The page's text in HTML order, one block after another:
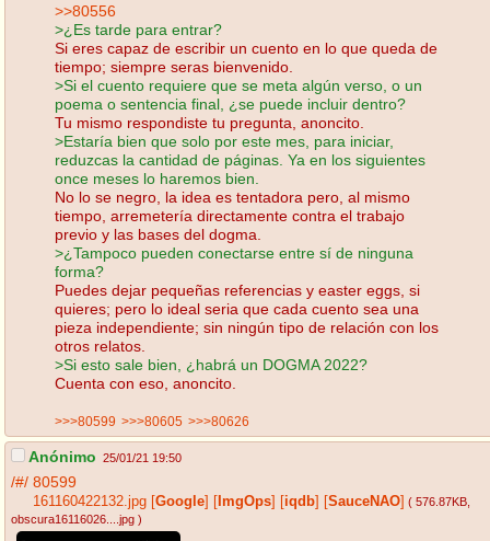
>>80556
>¿Es tarde para entrar?
Si eres capaz de escribir un cuento en lo que queda de
tiempo; siempre seras bienvenido.
>Si el cuento requiere que se meta algún verso, o un
poema o sentencia final, ¿se puede incluir dentro?
Tu mismo respondiste tu pregunta, anoncito.
>Estaría bien que solo por este mes, para iniciar,
reduzcas la cantidad de páginas. Ya en los siguientes
once meses lo haremos bien.
No lo se negro, la idea es tentadora pero, al mismo
tiempo, arremetería directamente contra el trabajo
previo y las bases del dogma.
>¿Tampoco pueden conectarse entre sí de ninguna
forma?
Puedes dejar pequeñas referencias y easter eggs, si
quieres; pero lo ideal seria que cada cuento sea una
pieza independiente; sin ningún tipo de relación con los
otros relatos.
>Si esto sale bien, ¿habrá un DOGMA 2022?
Cuenta con eso, anoncito.
>>>80599 >>>80605 >>>80626
Anónimo 25/01/21 19:50
/#/ 80599
161160422132.jpg Google ImgOps iqdb SauceNAO ( 576.87KB
obscura16116026....jpg )